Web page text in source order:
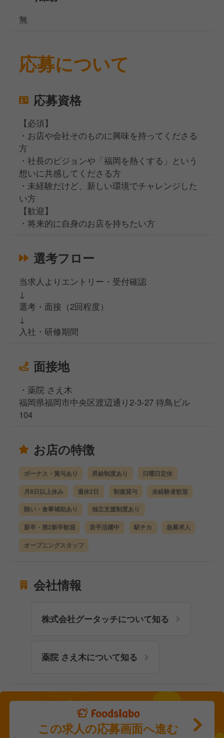
無
応募について
応募資格
【必須】
・お店や会社そのものに興味を持ってくださる
方
・社長のビジョンや「福岡を熱くする」という
想いに共感してくださる方
・未経験だけど、新しい環境でチャレンジした
い方
【歓迎】
・将来的に自身のお店を持ちたい方
選考フロー
当求人よりエントリー・受付確認
↓
選考・面接（2回程度）
↓
入社・研修期間
面接地
・薬院 さえ木
福岡県福岡市中央区渡辺通り2-3-27 待鳥ビル
104
お店の特徴
ボーナス・賞与あり 昇給制度あり 日曜日定休
月8日以上休み 週休2日 制服貸与 未経験者歓迎
賄い・食事補助あり 独立支援制度あり
新卒・第2新卒歓迎 若手活躍中 駅チカ 急募求人
オープニングスタッフ
会社情報
株式会社グータッチについて知る
薬院 さえ木について知る
この求人の応募画面へ進む